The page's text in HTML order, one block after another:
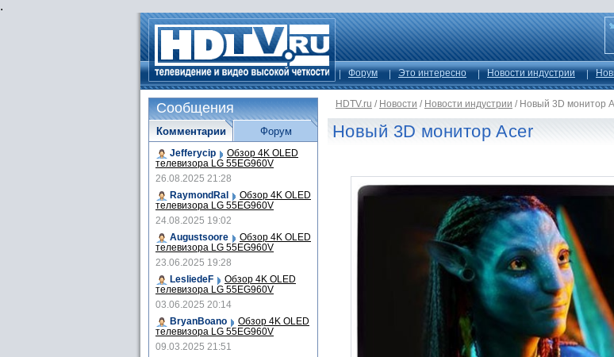
.
Форум Это интересно Новости индустрии
HDTV.ru / Новости / Новости индустрии / Новый 3D монитор
Новый 3D монитор Acer
Сообщения
Комментарии
Jefferycip Обзор 4K OLED
телевизора LG 55EG960V
26.08.2025 21:28
RaymondRal
Обзор 4K OLED
телевизора LG 55EG960V
24.08.2025 19:02
Augustsoore
Обзор 4K OLED
телевизора LG 55EG960V
23.06.2025 19:28
LesliedeF
Обзор 4K OLED
телевизора LG 55EG960V
03.06.2025 20:14
BryanBoano
Обзор 4K OLED
телевизора LG 55EG960V
09.03.2025 21:51
Форум